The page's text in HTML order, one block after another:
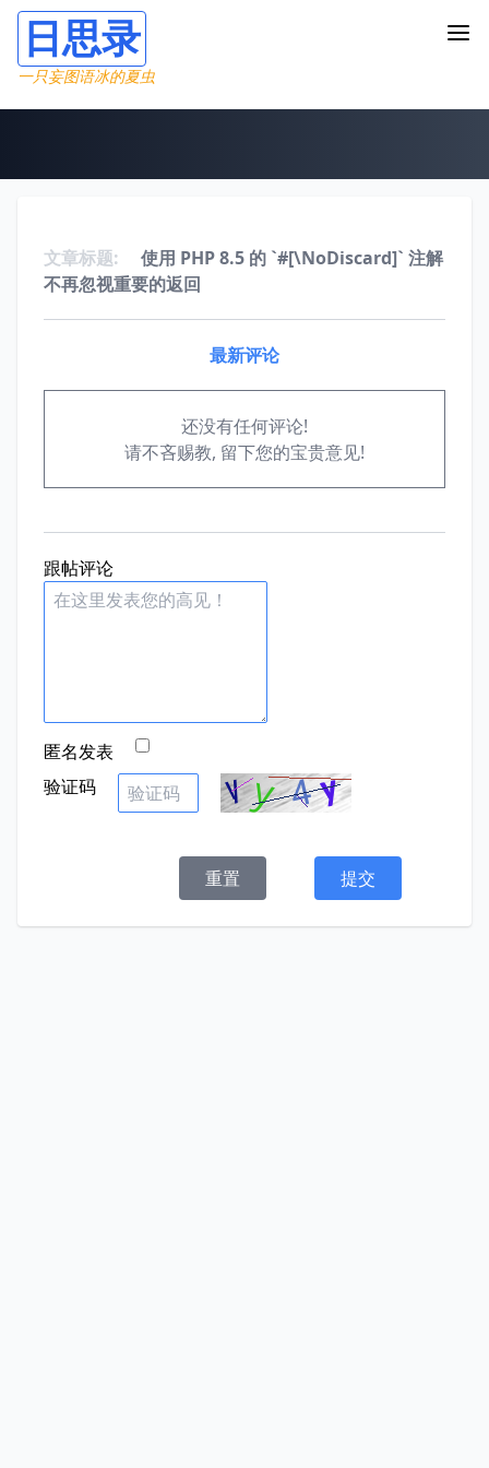
日思录
一只妄图语冰的夏虫
文章标题:
使用 PHP 8.5 的 `#[\NoDiscard]` 注解
不再忽视重要的返回
最新评论
还没有任何评论!
请不吝赐教, 留下您的宝贵意见!
跟帖评论
匿名发表
验证码
重置 提交